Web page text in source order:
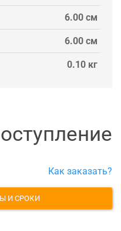
6.00 см
6.00 см
0.10 кг
Как заказать?
И СРОКИ